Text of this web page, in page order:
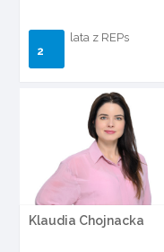
2
lata z REPs
Klaudia Chojnacka